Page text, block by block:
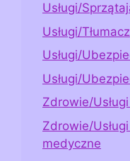
Usługi/
Usługi/Tłumacz
Usługi/
Usługi/
Zdrowie/
Zdrowie/
medyczne